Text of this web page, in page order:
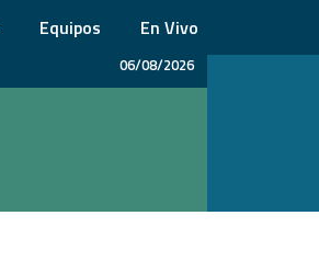
Equipos En Vivo
06/08/2026